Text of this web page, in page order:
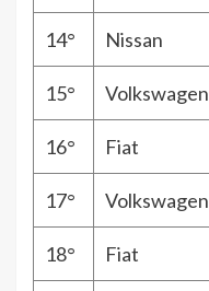
14° Nissan
15° Volkswagen
16° Fiat
17° Volkswagen
18° Fiat